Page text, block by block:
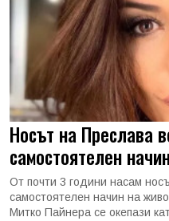
Носът на Преслава
самостоятелен
От почти 3 години насам
самостоятелен начин на
Митко Пайнера се окепази